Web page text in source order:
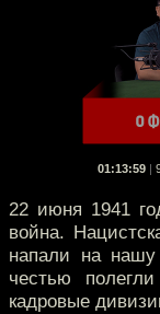
01:13:59
22 июня 1941
война.
напали на
честью
кадровые